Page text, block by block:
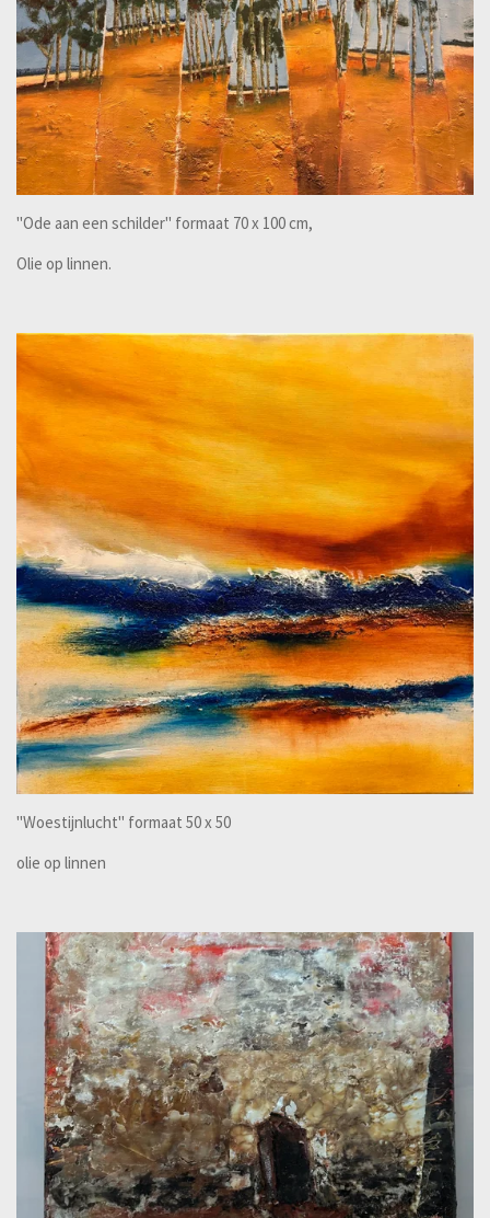
"Ode aan een schilder" formaat 70 x 100 cm,
Olie op linnen.
"Woestijnlucht" formaat 50 x 50
olie op linnen